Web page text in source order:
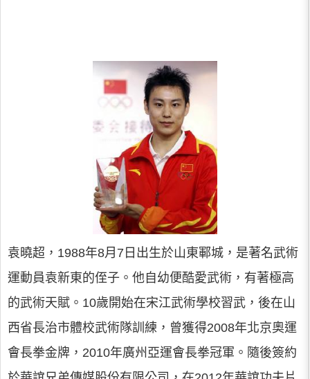
袁曉超，1988年8月7日出生於山東鄆城，是著名武術
運動員袁新東的侄子。他自幼便酷愛武術，有著極高
的武術天賦。10歲開始在宋江武術學校習武，後在山
西省長治市體校武術隊訓練，曾獲得2008年北京奧運
會長拳金牌，2010年廣州亞運會長拳冠軍。隨後簽約